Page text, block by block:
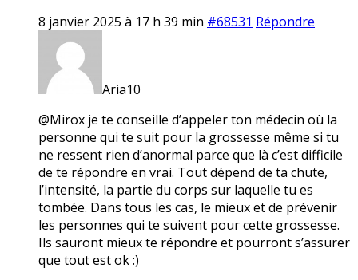
8 janvier 2025 à 17 h 39 min #68531 Répondre
Aria10
@Mirox je te conseille d’appeler ton médecin où la
personne qui te suit pour la grossesse même si tu
ne ressent rien d’anormal parce que là c’est difficile
de te répondre en vrai. Tout dépend de ta chute,
l’intensité, la partie du corps sur laquelle tu es
tombée. Dans tous les cas, le mieux et de prévenir
les personnes qui te suivent pour cette grossesse.
Ils sauront mieux te répondre et pourront s’assurer
que tout est ok :)